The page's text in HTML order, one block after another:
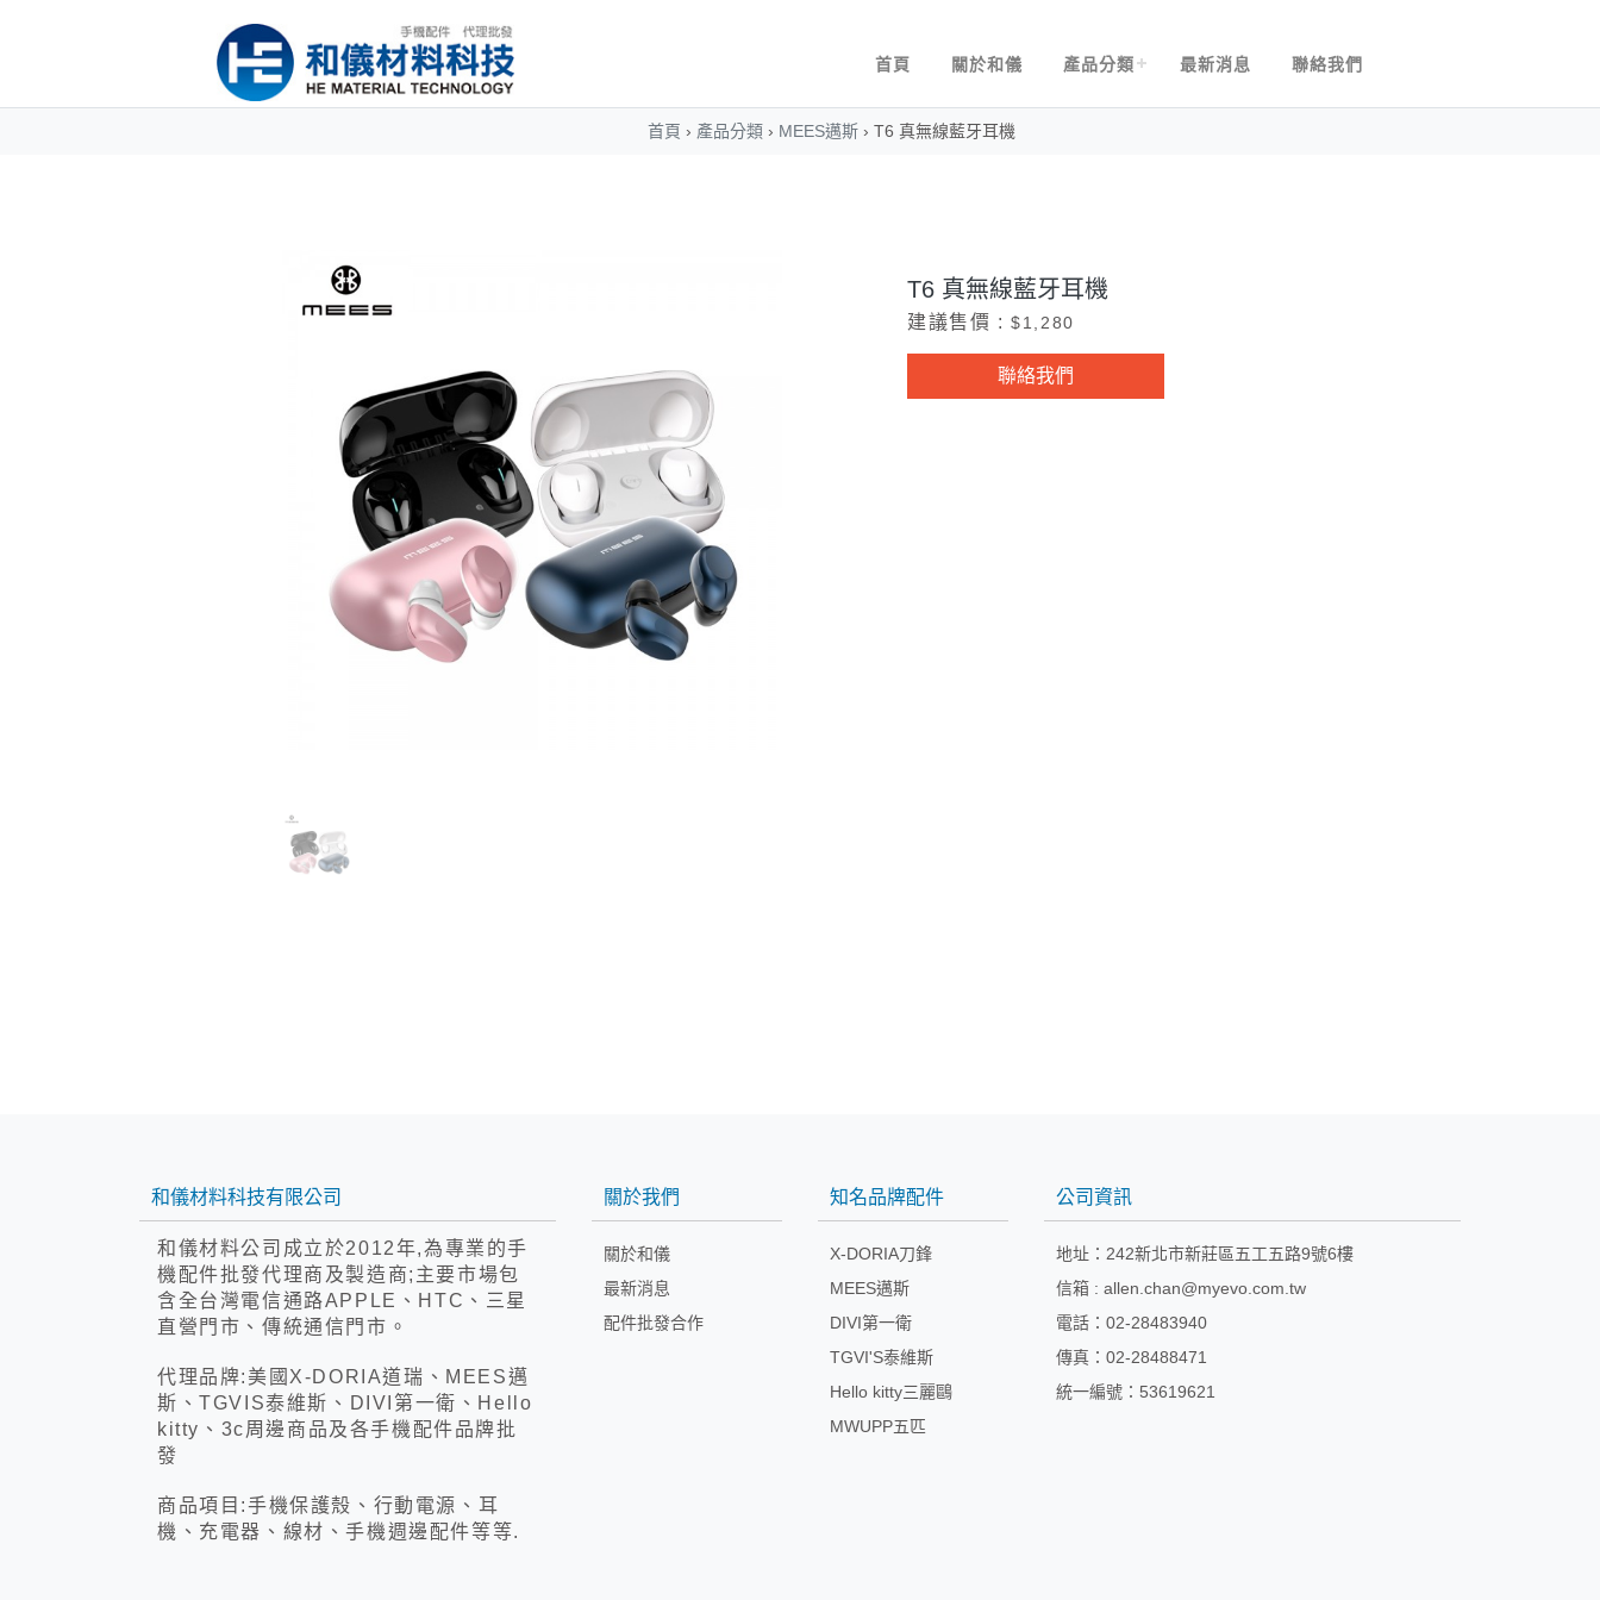
首頁 關於和儀 產品分類 最新消息 聯絡我們
首頁 › 產品分類› MEES邁斯› T6 真無線藍牙耳機
T6 真無線藍牙耳機
建議售價 :$1,280
聯絡我們
和儀材料科技有限公司
和儀材料公司成立於2012年,為專業的手
機配件批發代理商及製造商;主要市場包
含全台灣電信通路APPLE、HTC、三星
直營門市、傳統通信門市。
代理品牌:美國X-DORIA道瑞、MEES邁
斯、TGVIS泰維斯、DIVI第一衛、Hello
kitty、3c周邊商品及各手機配件品牌批
發
商品項目:手機保護殼、行動電源、耳
機、充電器、線材、手機週邊配件等等.
關於我們
關於和儀
最新消息
配件批發合作
知名品牌配件
X-DORIA刀鋒
MEES邁斯
DIVI第一衛
TGVI'S泰維斯
Hello kitty三麗鷗
MWUPP五匹
公司資訊
地址： 242新北市新莊區五工五路9號6樓
信箱 : allen.chan@myevo.com.tw
電話：02-28483940
傳真：02-28488471
統一編號：53619621